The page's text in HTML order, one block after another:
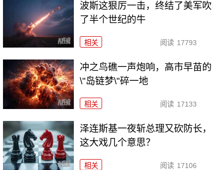
波斯这狠厉一击，终结了美军吹
了半个世纪的牛
相关 阅读 17793
冲之鸟礁一声炮响，高市早苗的
\"岛链梦\"碎一地
相关 阅读 17133
泽连斯基一夜斩总理又砍防长，
这大戏几个意思？
相关 阅读 17106